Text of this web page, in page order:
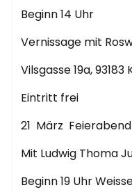
Beginn 14 Uhr
Vernissage mit
Vilsgasse 19a, 93183
Eintritt frei
21 März
Mit Ludwig Thoma
Beginn 19 Uhr